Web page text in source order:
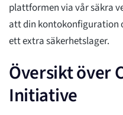
plattformen via vår säkra
att din kontokonfiguration
ett extra säkerhetslager.
Översikt över
Initiative